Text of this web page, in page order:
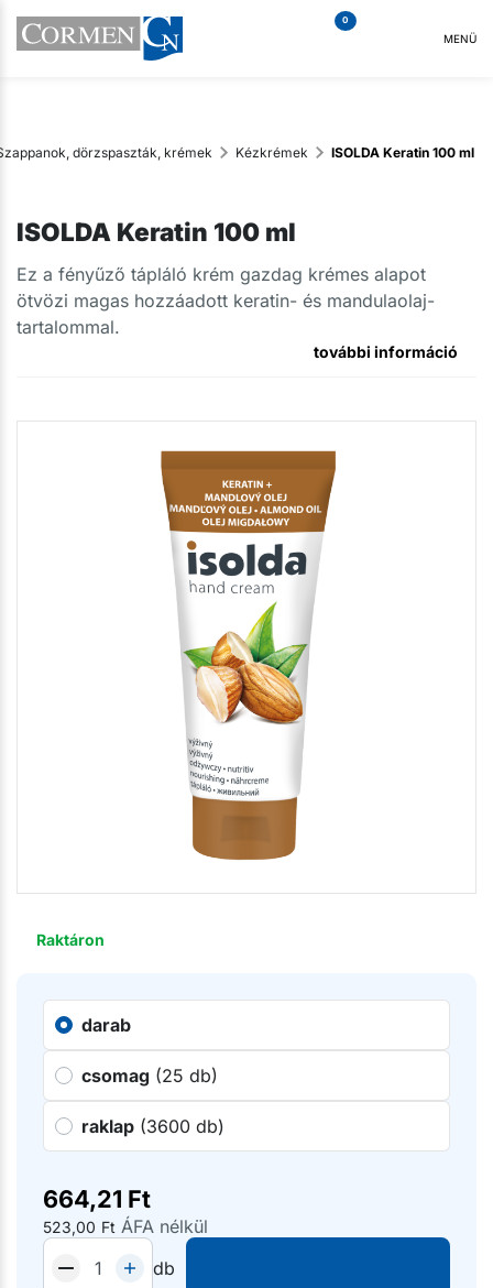
0
MENÜ
dörzspaszták, krémek Kézkrémek ISOLDA Keratin 100 ml
ISOLDA Keratin 100 ml
Ez a fényűző tápláló krém gazdag krémes alapot
ötvözi magas hozzáadott keratin- és mandulaolaj-
tartalommal.
további információ
Raktáron
darab
csomag (25 db)
raklap (3600 db)
664,21 Ft
523,00 Ft ÁFA nélkül
db